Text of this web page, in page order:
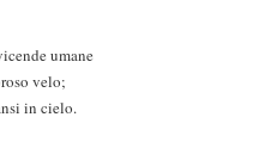
umane
velo;
in cielo.